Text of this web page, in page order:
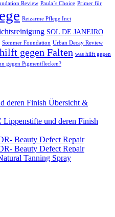
Review Paula´s Choice Primer für
Reizarme Pflege Inci
SOL DE JANEIRO
Sommer Foundation Urban Decay Review
gegen Falten was hilft gegen
gegen Pigmentflecken?
deren Finish Übersicht &
und deren Finish
Beauty Defect Repair
Beauty Defect Repair
Tanning Spray